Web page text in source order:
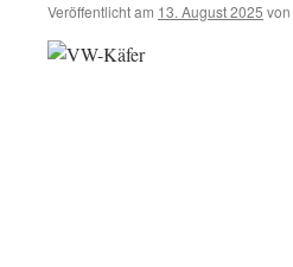
Veröffentlicht am 13. August 2025 von